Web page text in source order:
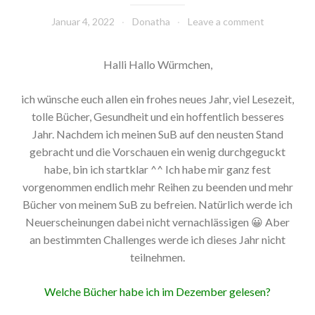
Januar 4, 2022 Donatha Leave a comment
Halli Hallo Würmchen,
ich wünsche euch allen ein frohes neues Jahr, viel Lesezeit,
tolle Bücher, Gesundheit und ein hoffentlich besseres
Jahr. Nachdem ich meinen SuB auf den neusten Stand
gebracht und die Vorschauen ein wenig durchgeguckt
habe, bin ich startklar ^^ Ich habe mir ganz fest
vorgenommen endlich mehr Reihen zu beenden und mehr
Bücher von meinem SuB zu befreien. Natürlich werde ich
Neuerscheinungen dabei nicht vernachlässigen 😀 Aber
an bestimmten Challenges werde ich dieses Jahr nicht
teilnehmen.
Welche Bücher habe ich im Dezember gelesen?